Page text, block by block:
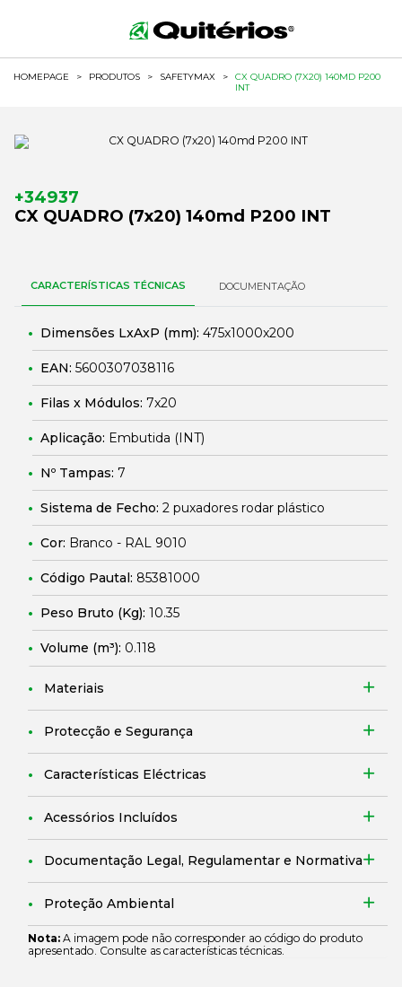
HOMEPAGE > PRODUTOS > SAFETYMAX >
CX QUADRO (7X20) 140MD P200
INT
+34937
CX QUADRO (7x20) 140md P200 INT
CARACTERÍSTICAS TÉCNICAS DOCUMENTAÇÃO
Dimensões LxAxP (mm): 475x1000x200
EAN: 5600307038116
Filas x Módulos: 7x20
Aplicação: Embutida (INT)
Nº Tampas: 7
Sistema de Fecho: 2 puxadores rodar plástico
Cor: Branco - RAL 9010
Código Pautal: 85381000
Peso Bruto (Kg): 10.35
Volume (m³): 0.118
Materiais
Protecção e Segurança
Características Eléctricas
Acessórios Incluídos
Documentação Legal, Regulamentar e Normativa
Proteção Ambiental
Nota: A imagem pode não corresponder ao código do produto
apresentado. Consulte as características técnicas.